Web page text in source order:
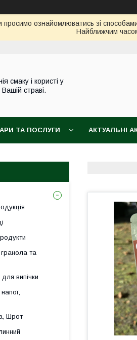
просимо ознайомлюватись зі
Найближчим
смаку і користі у
Вашій страві.
ТА ПОСЛУГИ АКТУАЛЬНІ
гранола та
випічки
Шрот